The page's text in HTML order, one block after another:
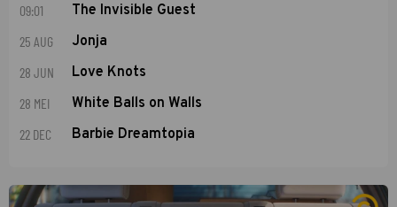
09:01 The Invisible Guest
25 AUG Jonja
28 JUN Love Knots
28 MEI White Balls on Walls
22 DEC Barbie Dreamtopia